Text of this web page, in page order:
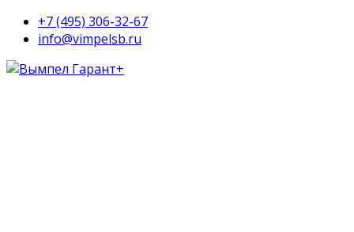
+7 (495) 306-32-67
info@vimpelsb.ru